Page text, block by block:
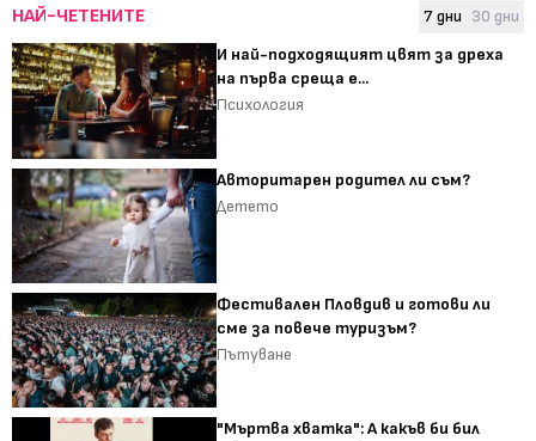
НАЙ-ЧЕТЕНИТЕ 7 дни 30 дни
И най-подходящият цвят за дреха
на първа среща е...
Психология
Авторитарен родител ли съм?
Детето
Фестивален Пловдив и готови ли
сме за повече туризъм?
Пътуване
"Мъртва хватка": А какъв би бил